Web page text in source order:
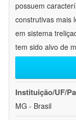
possuem
construtivas mais
em sistema
tem sido alvo de
Instituição/UF/
MG - Brasil